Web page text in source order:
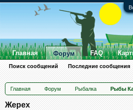
Главная Форум Рыбалка Рыбы
Жерех
Главная Форум
Поиск сообщений Последние сообщения
FAQ